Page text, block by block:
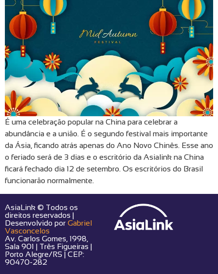
É uma celebração popular na China para celebrar a
abundância e a união. É o segundo festival mais importante
da Ásia, ficando atrás apenas do Ano Novo Chinês. Esse ano
o feriado será de 3 dias e o escritório da Asialink na China
ficará fechado dia 12 de setembro. Os escritórios do Brasil
funcionarão normalmente.
AsiaLink © Todos os
direitos reservados |
Desenvolvido por Gabriel
Vasconcelos
Av. Carlos Gomes, 1998,
Sala 901 | Três Figueiras |
Porto Alegre/RS | CEP:
90470-282